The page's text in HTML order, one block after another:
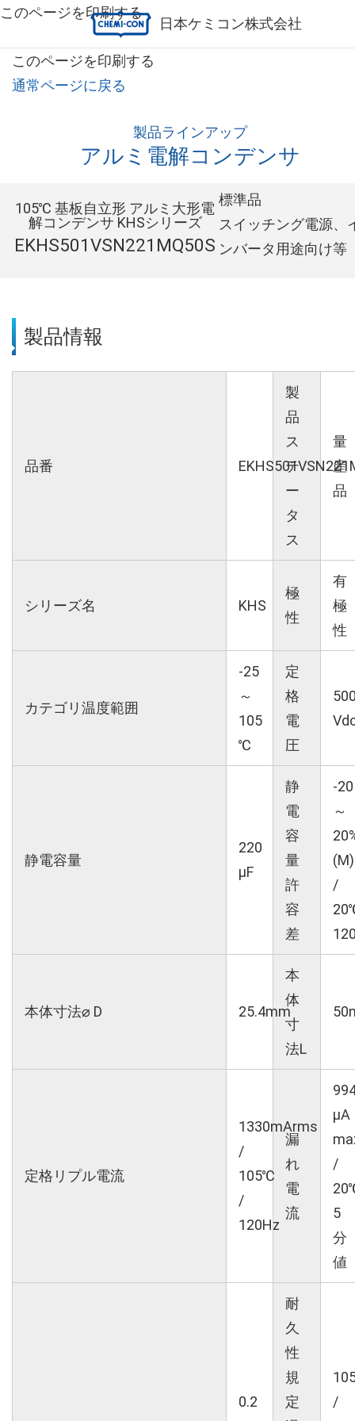
日本ケミコン株式会社
このページを印刷する
製品ラインアップ
アルミ電解コンデンサ
105℃ 基板自立形 アルミ大形電
解コンデンサ KHSシリーズ
EKHS501VSN221MQ50S
標準品
スイッチング電源、
ンバータ用途向け等
製品情報
品番
製
品
ス
テ
ー
タ
ス
量
産
品
シリーズ名 KHS
極
性
有
極
性
カテゴリ温度範囲
-25
～
105
℃
定
格
電
圧
静電容量
220
µF
静
電
容
量
許
容
差
-20
～
(M)
/
本体寸法⌀ D 25.4mm
本
体
寸
法L
定格リプル電流
1330mArms
/
105℃
/
120Hz
漏
れ
電
流
μA
/
5
分
値
0.2
耐
久
性
規
定
/
このページを印刷する
通常ページに戻る